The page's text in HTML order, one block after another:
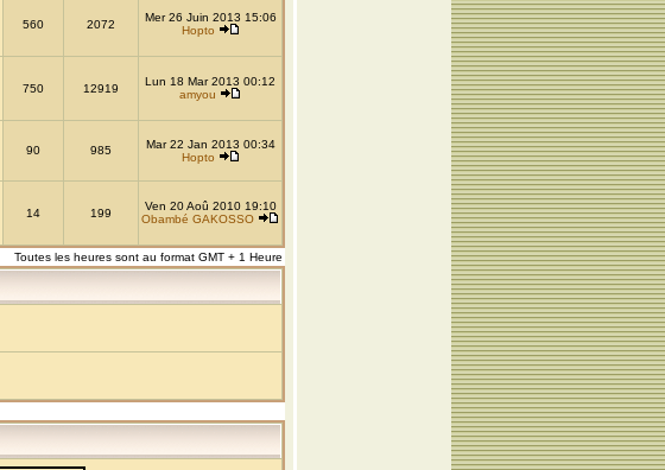
560 2072
Mer 26 Juin 2013 15:06
Hopto
750 12919
Lun 18 Mar 2013 00:12
amyou
90 985
Mar 22 Jan 2013 00:34
Hopto
14 199
Ven 20 Aoû 2010 19:10
Obambé GAKOSSO
Toutes les heures sont au format GMT + 1 Heure